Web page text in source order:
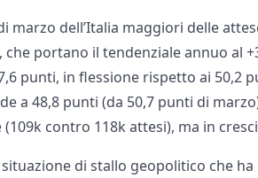
dell’Italia maggiori delle
portano il tendenziale annuo al
punti, in flessione rispetto ai 50,2
a 48,8 punti (da 50,7 punti di
(109k contro 118k attesi), ma in
di stallo geopolitico che